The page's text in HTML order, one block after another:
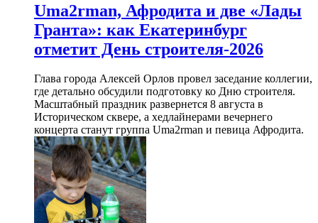
Uma2rman, Афродита и две «Лады
Гранта»: как Екатеринбург
отметит День строителя-2026
Глава города Алексей Орлов провел заседание коллегии,
где детально обсудили подготовку ко Дню строителя.
Масштабный праздник развернется 8 августа в
Историческом сквере, а хедлайнерами вечернего
концерта станут группа Uma2rman и певица Афродита.